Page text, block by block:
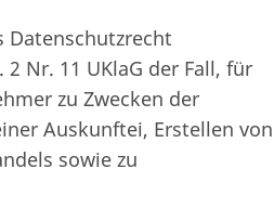
Datenschutzrecht
Nr. 11 UKlaG der Fall, für
zu Zwecken der
Auskunftei, Erstellen von
sowie zu